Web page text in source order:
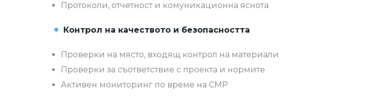
Протоколи, отчетност и комуникационна яснота
Контрол на качеството и безопасността
Проверки на място, входящ контрол на материали
Проверки за съответствие с проекта и нормите
Активен мониторинг по време на СМР